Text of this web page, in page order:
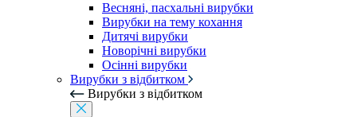
Весняні, пасхальні вирубки
Вирубки на тему кохання
Дитячі вирубки
Новорічні вирубки
Осінні вирубки
Вирубки з відбитком
Вирубки з відбитком